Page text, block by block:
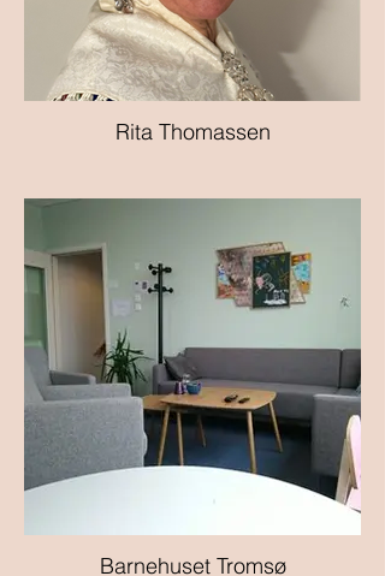
Rita Thomassen
Barnehuset Tromsø